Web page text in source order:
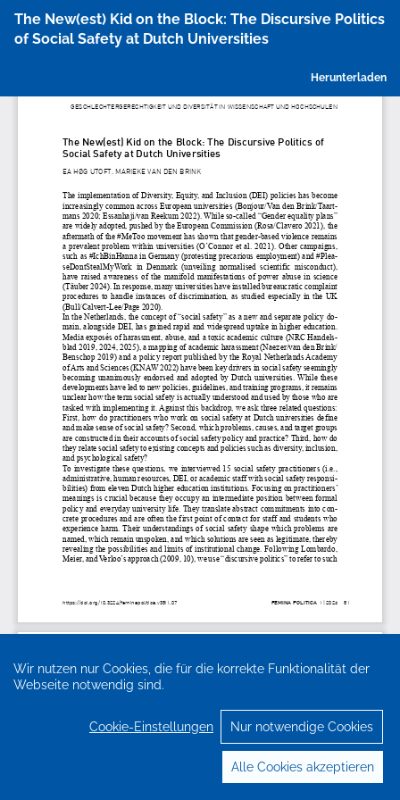
Wir nutzen nur Cookies, die für die korrekte Funktionalität der
Webseite notwendig sind.
Cookie-Einstellungen Nur notwendige Cookies
Alle Cookies akzeptieren
Artikeldetails
zurückkehren
The New(est) Kid on the Block: The Discursive Politics
of Social Safety at Dutch Universities
Herunterladen